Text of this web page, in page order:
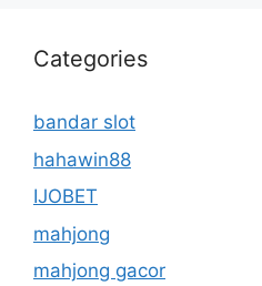
Categories
bandar slot
hahawin88
IJOBET
mahjong
mahjong gacor